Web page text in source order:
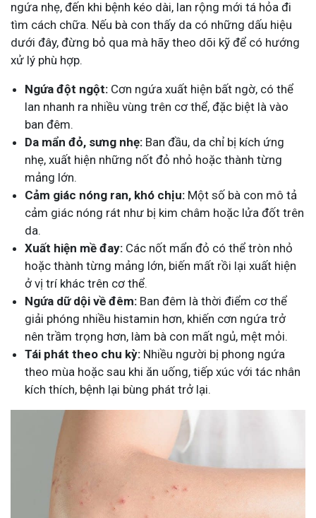
ngứa nhẹ, đến khi bệnh kéo dài, lan rộng mới tá hỏa đi
tìm cách chữa. Nếu bà con thấy da có những dấu hiệu
dưới đây, đừng bỏ qua mà hãy theo dõi kỹ để có hướng
xử lý phù hợp.
Ngứa đột ngột: Cơn ngứa xuất hiện bất ngờ, có thể
lan nhanh ra nhiều vùng trên cơ thể, đặc biệt là vào
ban đêm.
Da mẩn đỏ, sưng nhẹ: Ban đầu, da chỉ bị kích ứng
nhẹ, xuất hiện những nốt đỏ nhỏ hoặc thành từng
mảng lớn.
Cảm giác nóng ran, khó chịu: Một số bà con mô tả
cảm giác nóng rát như bị kim châm hoặc lửa đốt trên
da.
Xuất hiện mề đay: Các nốt mẩn đỏ có thể tròn nhỏ
hoặc thành từng mảng lớn, biến mất rồi lại xuất hiện
ở vị trí khác trên cơ thể.
Ngứa dữ dội về đêm: Ban đêm là thời điểm cơ thể
giải phóng nhiều histamin hơn, khiến cơn ngứa trở
nên trầm trọng hơn, làm bà con mất ngủ, mệt mỏi.
Tái phát theo chu kỳ: Nhiều người bị phong ngứa
theo mùa hoặc sau khi ăn uống, tiếp xúc với tác nhân
kích thích, bệnh lại bùng phát trở lại.